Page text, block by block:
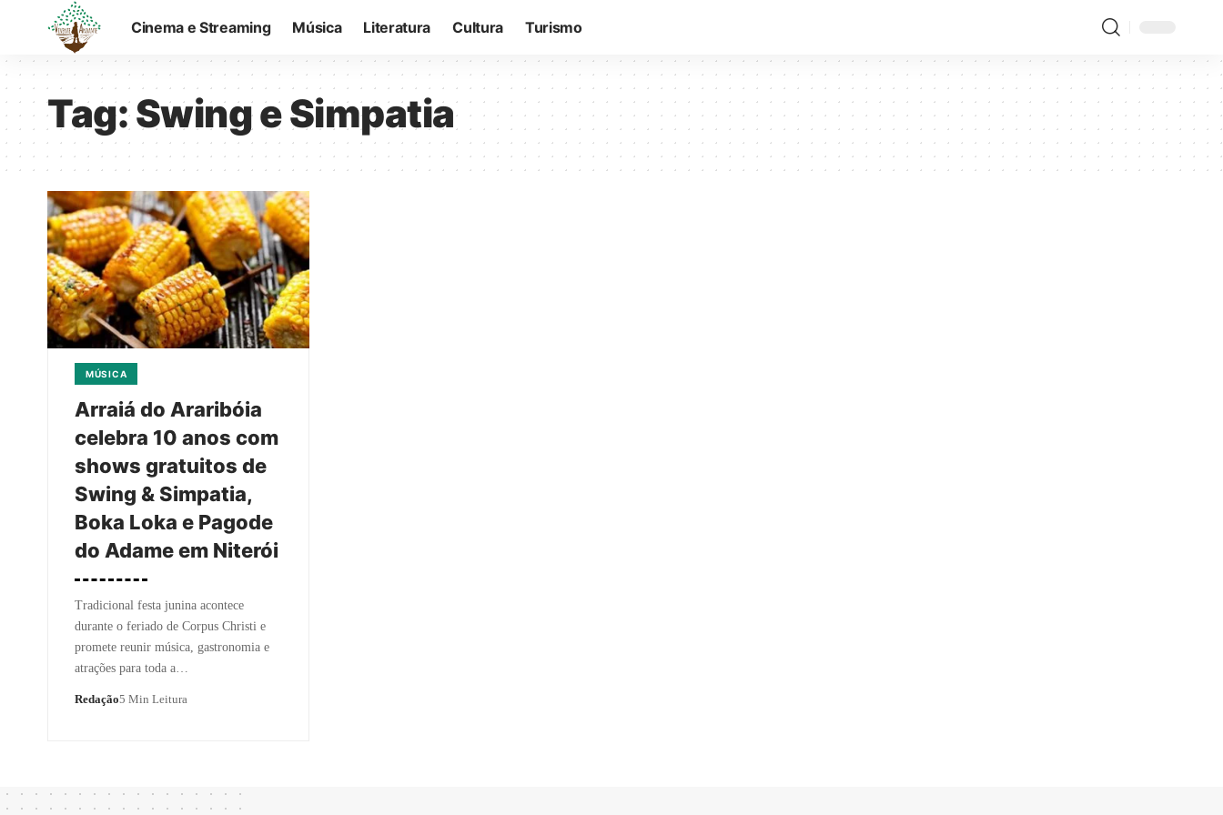
Cinema e Streaming Música Literatura Cultura Turismo
Tag:Swing e Simpatia
MÚSICA
Arraiá do Araribóia
celebra 10 anos com
shows gratuitos de
Swing & Simpatia,
Boka Loka e Pagode
do Adame em Niterói
Tradicional festa junina acontece
durante o feriado de Corpus Christi e
promete reunir música, gastronomia e
atrações para toda a…
Redação5 Min Leitura